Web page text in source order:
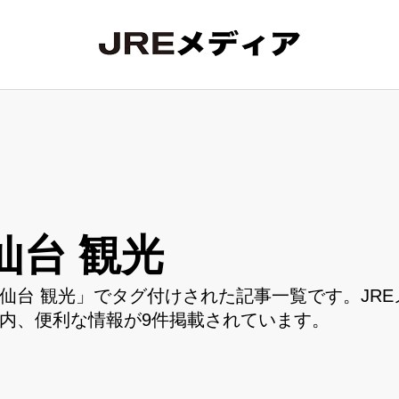
台 観光
台 観光」でタグ付けされた記事一覧です。
、便利な情報が9件掲載されています。